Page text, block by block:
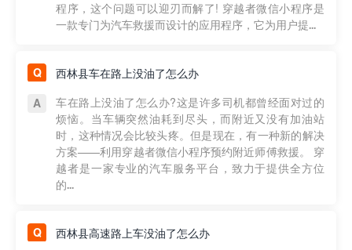
程序，这个问题可以迎刃而解了! 穿越者微信小程序是
一款专门为汽车救援而设计的应用程序，它为用户提...
西林县车在路上没油了怎么办
车在路上没油了怎么办?这是许多司机都曾经面对过的
烦恼。当车辆突然油耗到尽头，而附近又没有加油站
时，这种情况会比较头疼。但是现在，有一种新的解决
方案——利用穿越者微信小程序预约附近师傅救援。 穿
越者是一家专业的汽车服务平台，致力于提供全方位
的...
西林县高速路上车没油了怎么办